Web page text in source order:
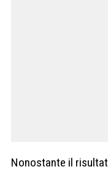
Nonostante il